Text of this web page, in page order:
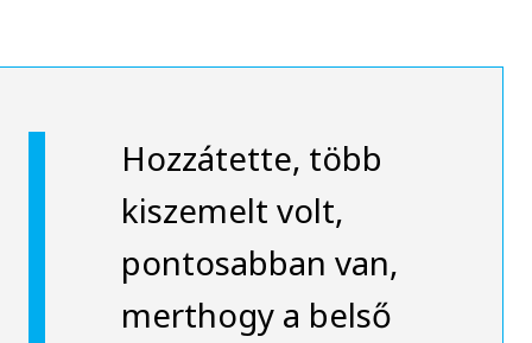
Hozzátette, több
kiszemelt volt,
pontosabban van,
merthogy a belső